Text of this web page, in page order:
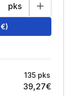
pks
€)
135 pks
39,27€